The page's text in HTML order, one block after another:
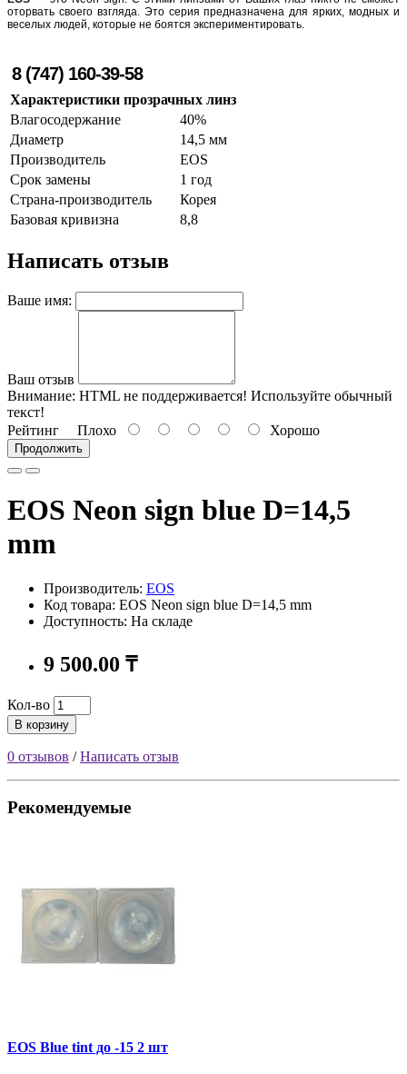
оторвать своего взгляда. Это серия предназначена для ярких, модных и
веселых людей, которые не боятся экспериментировать.
8 (747) 160-39-58
Характеристики прозрачных линз
Влагосодержание
40%
Диаметр
14,5 мм
Производитель
EOS
Срок замены
1 год
Страна-производитель
Корея
Базовая кривизна
8,8
Написать отзыв
Ваше имя:
Ваш отзыв
Внимание: HTML не поддерживается! Используйте обычный
текст!
Рейтинг Плохо Хорошо
Продолжить
EOS Neon sign blue D=14,5
mm
Производитель: EOS
Код товара: EOS Neon sign blue D=14,5 mm
Доступность: На складе
9 500.00 ₸
Кол-во
В корзину
0 отзывов /Написать отзыв
Рекомендуемые
EOS Blue tint до -15 2 шт